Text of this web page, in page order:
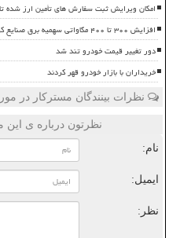
امکان ویرایش ثبت سفارش های تأمین ارز شده تا ۱۵ شهریور
افزایش ۳۰۰ تا ۴۰۰ مگاواتی سهمیه برق صنایع کوچک
دور تغییر قیمت خودرو تند شد
خریداران با بازار خودرو قهر کردند
نظرات بینندگان مسترکار در
نظرتون درباره ی
نام:
ایمیل:
نظر: